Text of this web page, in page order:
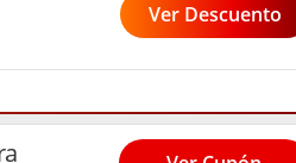
Ver Descuento